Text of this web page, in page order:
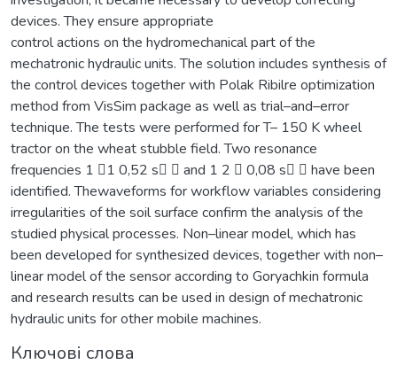
devices. They ensure appropriate
control actions on the hydromechanical part of the
mechatronic hydraulic units. The solution includes synthesis of
the control devices together with Polak Ribilre optimization
method from VisSim package as well as trial–and–error
technique. The tests were performed for T– 150 K wheel
tractor on the wheat stubble field. Two resonance
frequencies 1 1 0,52 s  and 1 2  0,08 s  have been
identified. Thewaveforms for workflow variables considering
irregularities of the soil surface confirm the analysis of the
studied physical processes. Non–linear model, which has
been developed for synthesized devices, together with non–
linear model of the sensor according to Goryachkin formula
and research results can be used in design of mechatronic
hydraulic units for other mobile machines.
Ключові слова